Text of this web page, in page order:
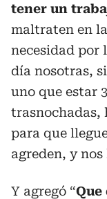
tener un
maltraten en
necesidad por
día nosotras,
uno que estar
trasnochadas,
para que
agreden, y nos
Y agregó “